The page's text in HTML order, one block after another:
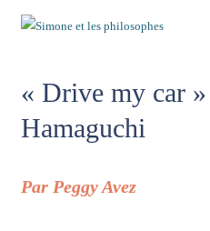
« Drive my car
Hamaguchi
Par Peggy Avez